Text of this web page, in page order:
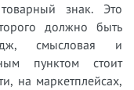
знак. Это
должно быть
смысловая и
пунктом стоит
на маркетплейсах,